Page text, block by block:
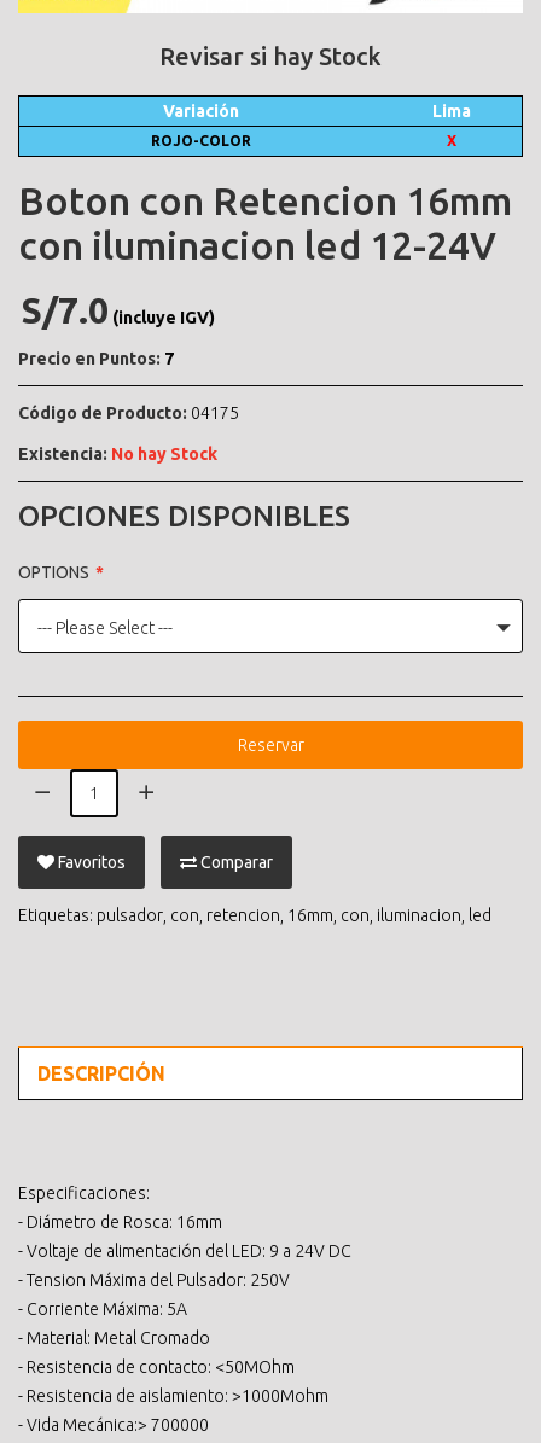
Revisar si hay Stock
Variación Lima
ROJO-COLOR X
Boton con Retencion 16mm
con iluminacion led 12-24V
S/7.0 (incluye IGV)
Precio en Puntos: 7
Código de Producto: 04175
Existencia: No hay Stock
OPCIONES DISPONIBLES
OPTIONS
--- Please Select ---
Reservar
Favoritos Comparar
Etiquetas: pulsador con retencion 16mm con iluminacion led
DESCRIPCIÓN
Especificaciones:
- Diámetro de Rosca: 16mm
- Voltaje de alimentación del LED: 9 a 24V DC
- Tension Máxima del Pulsador: 250V
- Corriente Máxima: 5A
- Material: Metal Cromado
- Resistencia de contacto: <50MOhm
- Resistencia de aislamiento: >1000Mohm
- Vida Mecánica:> 700000